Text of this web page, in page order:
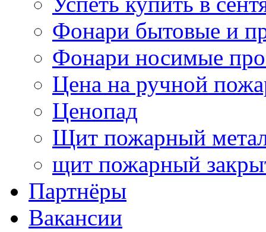
Фонари бытовые и
Фонари носимые
Цена на ручной
Ценопад
Щит пожарный
щит пожарный
Партнёры
Вакансии